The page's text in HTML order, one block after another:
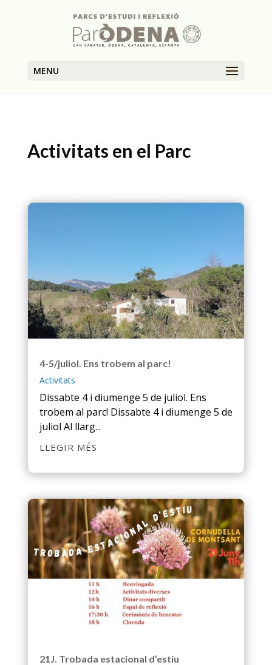
MENU
Activitats en el Parc
4-5/juliol. Ens trobem al parc!
Activitats
Dissabte 4 i diumenge 5 de juliol. Ens
trobem al parc! Dissabte 4 i diumenge 5 de
juliol Al llarg...
LLEGIR MÉS
21J. Trobada estacional d’estiu